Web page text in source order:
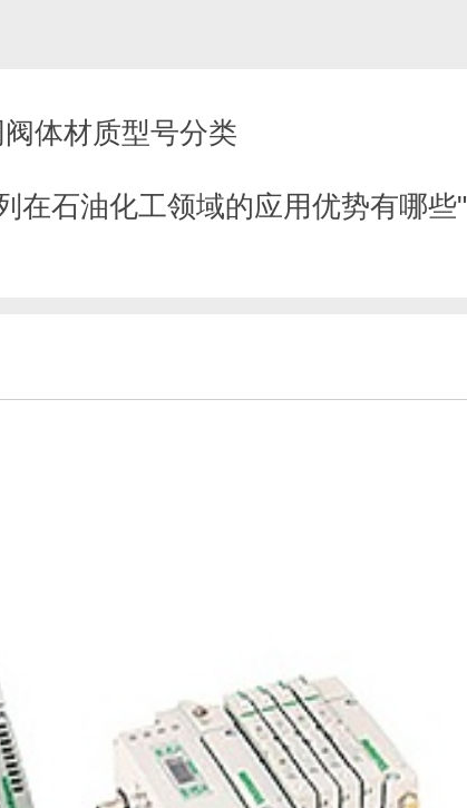
体材质型号分类
在石油化工领域的应用优势有哪些"